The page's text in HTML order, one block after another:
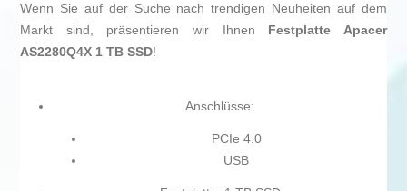
Wenn Sie auf der Suche nach trendigen Neuheiten auf dem
Markt sind, präsentieren wir Ihnen Festplatte Apacer
AS2280Q4X 1 TB SSD!
Anschlüsse:
PCIe 4.0
USB